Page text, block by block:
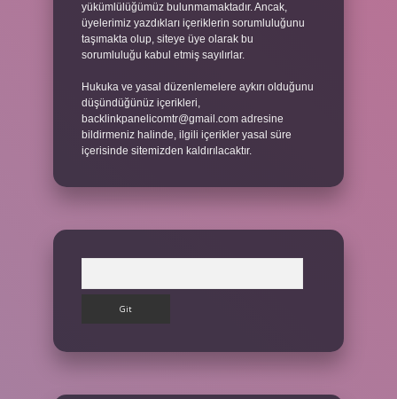
yükümlülüğümüz bulunmamaktadır. Ancak,
üyelerimiz yazdıkları içeriklerin sorumluluğunu
taşımakta olup, siteye üye olarak bu
sorumluluğu kabul etmiş sayılırlar.
Hukuka ve yasal düzenlemelere aykırı olduğunu
düşündüğünüz içerikleri,
backlinkpanelicomtr@gmail.com adresine
bildirmeniz halinde, ilgili içerikler yasal süre
içerisinde sitemizden kaldırılacaktır.